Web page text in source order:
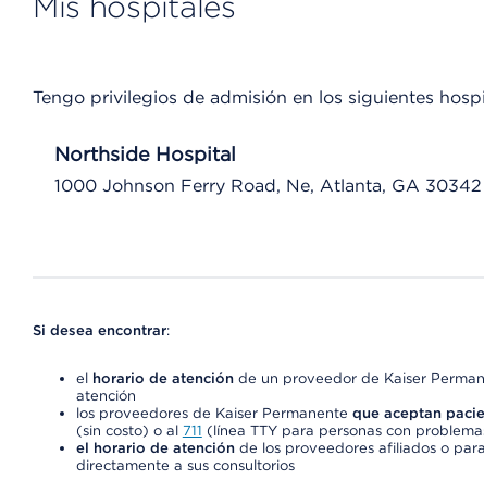
Tengo privilegios de admisión en los siguientes
Northside Hospital
1000 Johnson Ferry Road, Ne, Atlanta, GA 30342
Si desea encontrar:
el horario de atenciónde un proveedor de Kaiser
atención
los proveedores de Kaiser Permanente que aceptan
(sin costo) o al 711 (línea TTY para personas con
el horario de atenciónde los proveedores afiliados o
directamente a sus consultorios